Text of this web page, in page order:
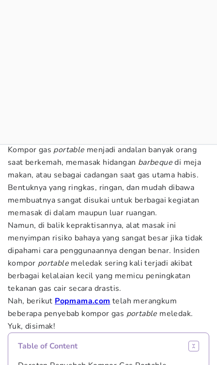
Kompor gas portable menjadi andalan banyak orang
saat berkemah, memasak hidangan barbequedi meja
makan, atau sebagai cadangan saat gas utama habis.
Bentuknya yang ringkas, ringan, dan mudah dibawa
membuatnya sangat disukai untuk berbagai kegiatan
memasak di dalam maupun luar ruangan.
Namun, di balik kepraktisannya, alat masak ini
menyimpan risiko bahaya yang sangat besar jika tidak
dipahami cara penggunaannya dengan benar. Insiden
kompor portable meledak sering kali terjadi akibat
berbagai kelalaian kecil yang memicu peningkatan
tekanan gas cair secara drastis.
Nah, berikut Popmama.com telah merangkum
beberapa penyebab kompor gas portable meledak.
Yuk, disimak!
Table of Content